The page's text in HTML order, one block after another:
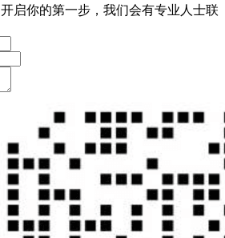
开启你的第一步，我们会有专业人士联